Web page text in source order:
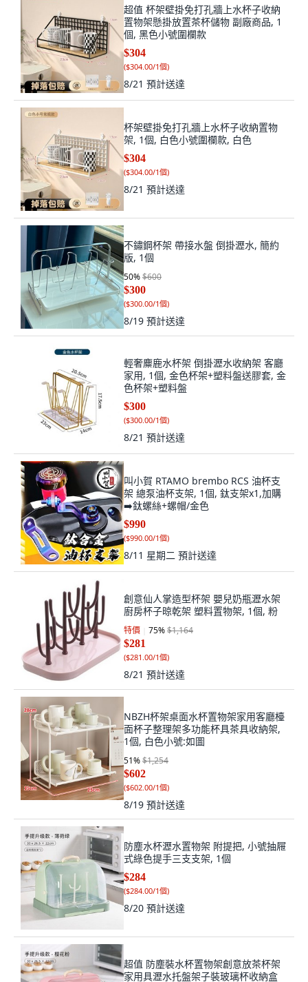
超值 杯架壁掛免打孔牆上水杯子收納
置物架懸掛放置茶杯儲物 副廠商品, 1
個, 黑色小號圍欄款
$304
($304.00/1個)
8/21 預計送達
杯架壁掛免打孔牆上水杯子收納置物
架, 1個, 白色小號圍欄款, 白色
$304
($304.00/1個)
8/21 預計送達
不鏽鋼杯架 帶接水盤 倒掛瀝水, 簡約
版, 1個
50%$600
$300
($300.00/1個)
8/19 預計送達
輕奢麋鹿水杯架 倒掛瀝水收納架 客廳
家用, 1個, 金色杯架+塑料盤送膠套, 金
色杯架+塑料盤
$300
($300.00/1個)
8/21 預計送達
叫小賀 RTAMO brembo RCS 油杯支
架 總泵油杯支架, 1個, 鈦支架x1,加購
➡️鈦螺絲+螺帽/金色
$990
($990.00/1個)
8/11 星期二 預計送達
創意仙人掌造型杯架 嬰兒奶瓶瀝水架
廚房杯子晾乾架 塑料置物架, 1個, 粉
特價 75%$1,164
$281
($281.00/1個)
8/21 預計送達
NBZH杯架桌面水杯置物架家用客廳檯
面杯子整理架多功能杯具茶具收納架,
1個, 白色小號:如圖
51%$1,254
$602
($602.00/1個)
8/19 預計送達
防塵水杯瀝水置物架 附提把, 小號抽屜
式綠色提手三支支架, 1個
$284
($284.00/1個)
8/20 預計送達
超值 防塵裝水杯置物架創意放茶杯架
家用具瀝水托盤架子裝玻璃杯收納盒